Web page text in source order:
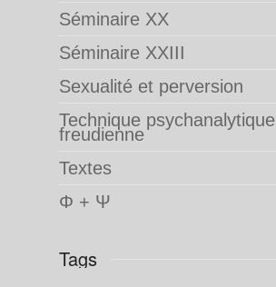
Séminaire XX
Séminaire XXIII
Sexualité et perversion
Technique psychanalytique
freudienne
Textes
Φ + Ψ
Tags